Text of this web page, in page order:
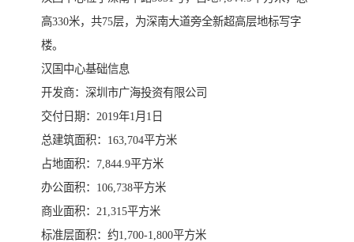
高330米，共75层，为深南大道旁全新超高层地标写字
楼。
汉国中心基础信息
开发商：深圳市广海投资有限公司
交付日期：2019年1月1日
总建筑面积：163,704平方米
占地面积：7,844.9平方米
办公面积：106,738平方米
商业面积：21,315平方米
标准层面积：约1,700-1,800平方米